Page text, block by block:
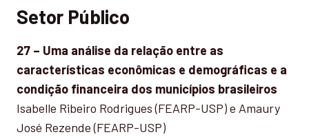
Setor Público
27 – Uma análise da relação entre as
características econômicas e demográficas e a
condição financeira dos municípios brasileiros
Isabelle Ribeiro Rodrigues (FEARP-USP) e Amaury
José Rezende (FEARP-USP)